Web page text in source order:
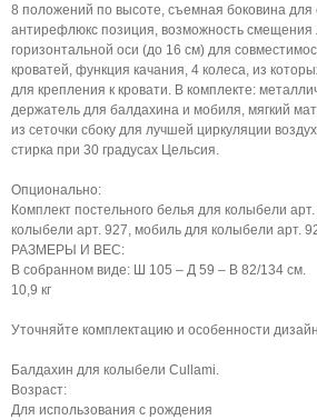
8 положений по высоте, съемная боковина для
антирефлюкс позиция, возможность смещения
горизонтальной оси (до 16 см) для
кроватей, функция качания, 4 колеса, из
для крепления к кровати. В комплекте:
держатель для балдахина и мобиля, мягкий
из сеточки сбоку для лучшей циркуляции
стирка при 30 градусах Цельсия.
Опционально:
Комплект постельного белья для колыбели
колыбели арт. 927, мобиль для колыбели арт.
РАЗМЕРЫ И ВЕС:
В собранном виде: Ш 105 – Д 59 – В 82/134 см.
10,9 кг
Уточняйте комплектацию и особенности
Балдахин для колыбели Cullami.
Возраст:
Для использования с рождения